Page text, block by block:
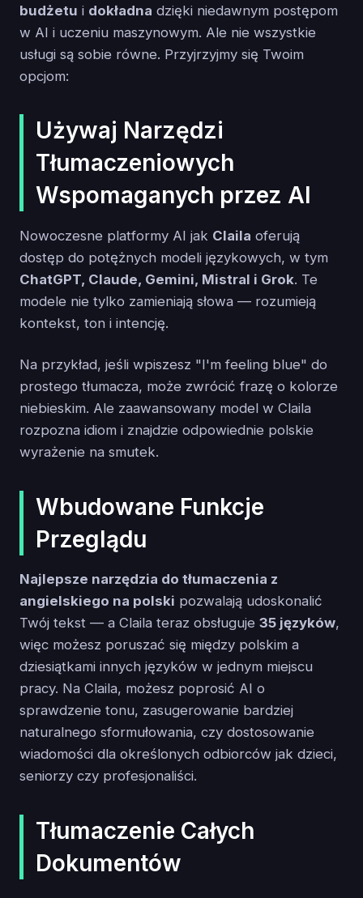
budżetu i dokładna dzięki niedawnym postępom
w AI i uczeniu maszynowym. Ale nie wszystkie
usługi są sobie równe. Przyjrzyjmy się Twoim
opcjom:
Używaj Narzędzi
Tłumaczeniowych
Wspomaganych przez AI
Nowoczesne platformy AI jak Claila oferują
dostęp do potężnych modeli językowych, w tym
ChatGPT, Claude, Gemini, Mistral i Grok. Te
modele nie tylko zamieniają słowa — rozumieją
kontekst, ton i intencję.
Na przykład, jeśli wpiszesz "I'm feeling blue" do
prostego tłumacza, może zwrócić frazę o kolorze
niebieskim. Ale zaawansowany model w Claila
rozpozna idiom i znajdzie odpowiednie polskie
wyrażenie na smutek.
Wbudowane Funkcje
Przeglądu
Najlepsze narzędzia do tłumaczenia z
angielskiego na polski pozwalają udoskonalić
Twój tekst — a Claila teraz obsługuje 35 języków,
więc możesz poruszać się między polskim a
dziesiątkami innych języków w jednym miejscu
pracy. Na Claila, możesz poprosić AI o
sprawdzenie tonu, zasugerowanie bardziej
naturalnego sformułowania, czy dostosowanie
wiadomości dla określonych odbiorców jak dzieci,
seniorzy czy profesjonaliści.
Tłumaczenie Całych
Dokumentów